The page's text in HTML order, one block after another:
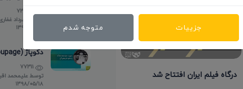
درگاه فیلم ایران افتتاح شد
مهرداد
۱۳۹۸/۰۵/۱۵
دکوپاژ (Decoupage) و دکوپاژ نویسی فیلم
توسطعلیمحمد
۱۳۹۸/۰۵/۱۸
جزییات متوجه شدم